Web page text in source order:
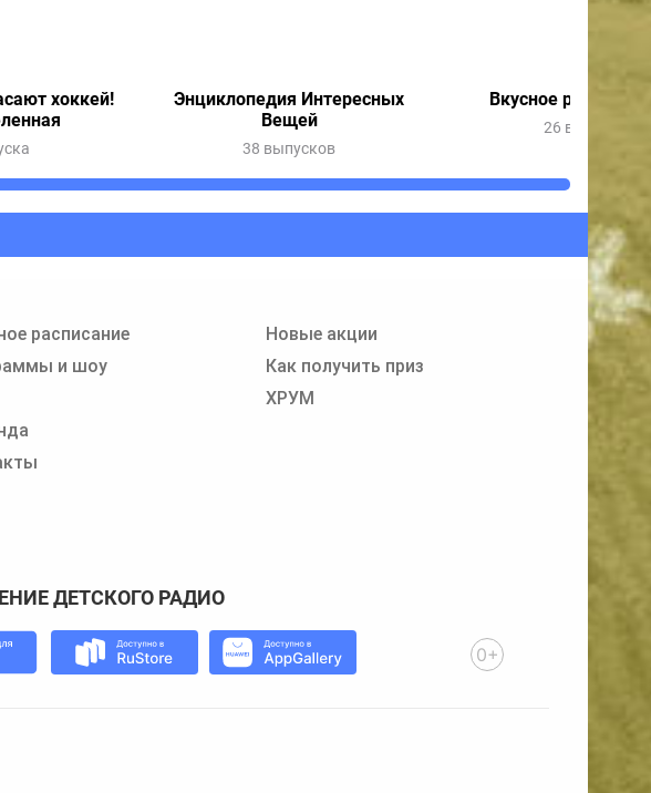
хоккей!
Энциклопедия Интересных
Вещей
38 выпусков
Вкусное
26 выпусков
расписание
и шоу
Новые акции
Как получить приз
ХРУМ
ДЕТСКОГО РАДИО
0+